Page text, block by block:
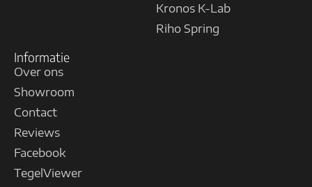
Kronos K-Lab
Riho Spring
Informatie
Over ons
Showroom
Contact
Reviews
Facebook
TegelViewer